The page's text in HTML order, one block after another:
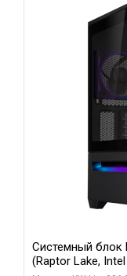
Системный блок
(Raptor Lake,